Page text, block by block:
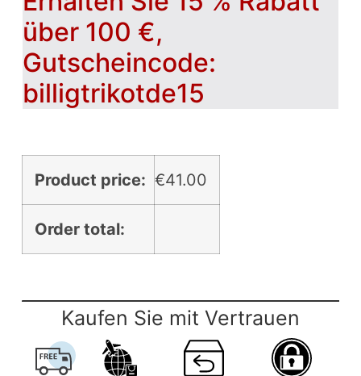
über 100 €,
Gutscheincode:
billigtrikotde15
Product price: €41.00
Order total:
Kaufen Sie mit Vertrauen